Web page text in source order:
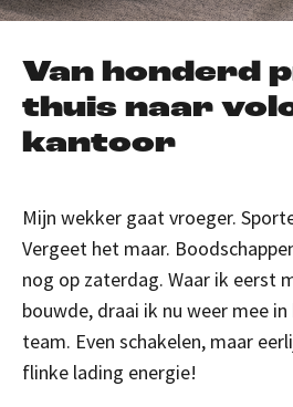
Van honderd
thuis naar
kantoor
Mijn wekker gaatvroeger.
Vergeet het maar.
nog op zaterdag. Waar ik eerst
bouwde, draai ik nu weer mee
team. Even schakelen, maar
flinke lading energie!